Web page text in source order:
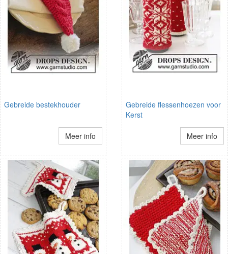
Gebreide bestekhouder
Meer info
Gebreide flessenhoezen voor
Kerst
Meer info